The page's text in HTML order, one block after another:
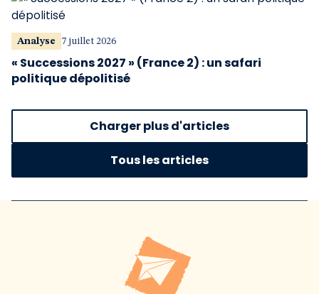
Analyse 7 juillet 2026
« Successions 2027 » (France 2) : un safari
politique dépolitisé
Charger plus d'articles
Tous les articles